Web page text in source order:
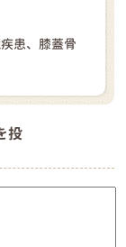
患、膝蓋骨
投